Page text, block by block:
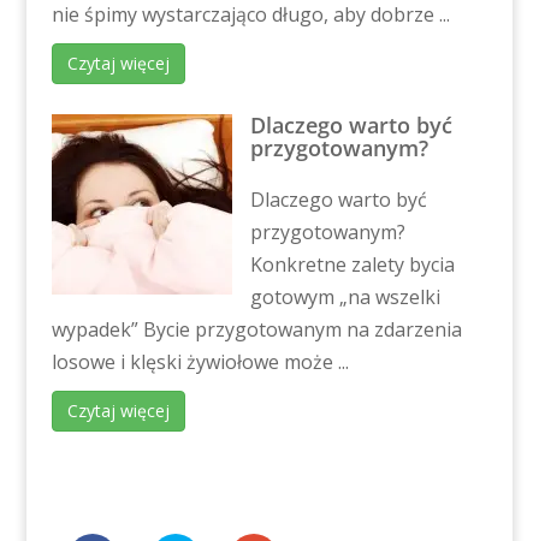
nie śpimy wystarczająco długo, aby dobrze ...
Czytaj więcej
Dlaczego warto być
przygotowanym?
Dlaczego warto być
przygotowanym?
Konkretne zalety bycia
gotowym „na wszelki
wypadek” Bycie przygotowanym na zdarzenia
losowe i klęski żywiołowe może ...
Czytaj więcej